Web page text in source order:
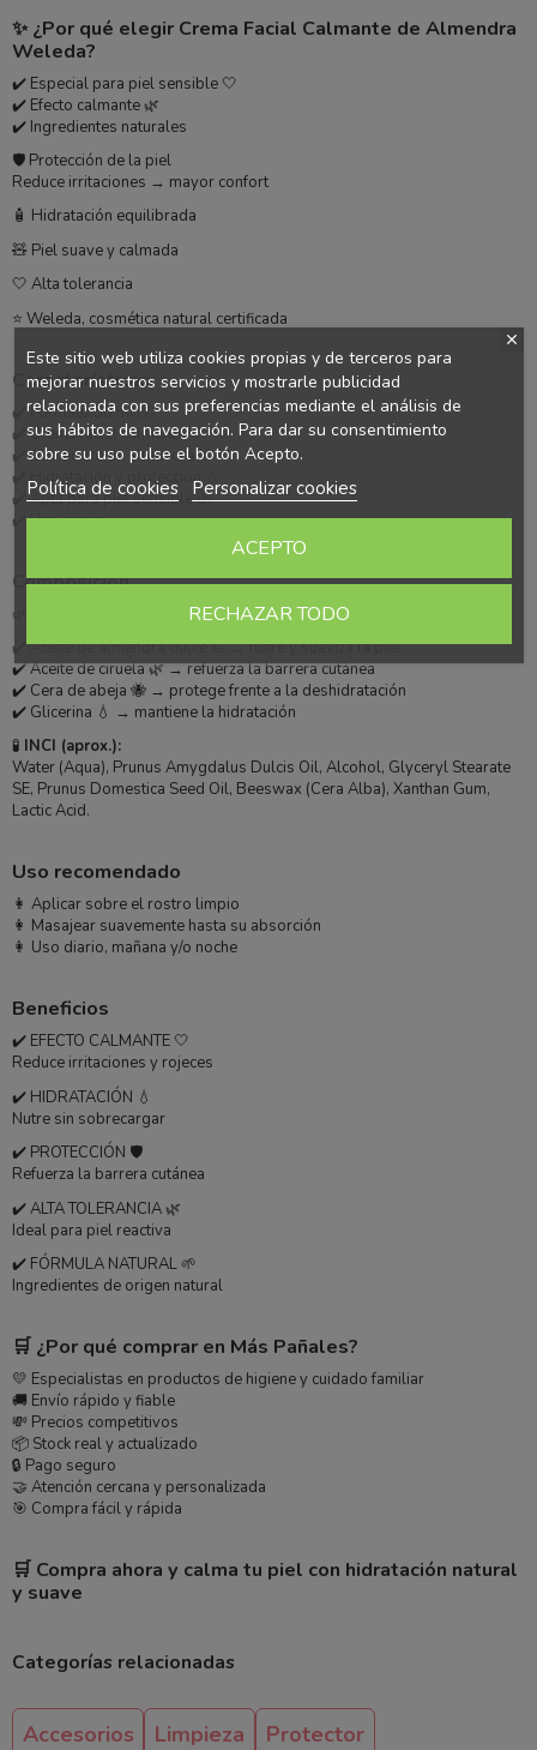
✨ ¿Por qué elegir Crema Facial Calmante de Almendra
Weleda?
✔️ Especial para piel sensible 🤍
✔️ Efecto calmante 🌿
✔️ Ingredientes naturales
🛡️ Protección de la piel
Reduce irritaciones → mayor confort
🧴 Hidratación equilibrada
🧸 Piel suave y calmada
🤍 Alta tolerancia
⭐ Weleda, cosmética natural certificada
Características
✔️ Formato 30 ml 📦
✔️ Crema facial calmante 🤍
✔️ Con aceite de almendra 🌰
✔️ Hidratación y protección 💧
✔️ Apta para piel sensible 🌿
✔️ Uso diario
Composición
🌿
✔️ Aceite de almendra dulce 🌰 → nutre y suaviza la piel
✔️ Aceite de ciruela 🌿 → refuerza la barrera cutánea
✔️ Cera de abeja 🐝 → protege frente a la deshidratación
✔️ Glicerina 💧 → mantiene la hidratación
🧪 INCI (aprox.):
Water (Aqua), Prunus Amygdalus Dulcis Oil, Alcohol, Glyceryl Stearate
SE, Prunus Domestica Seed Oil, Beeswax (Cera Alba), Xanthan Gum,
Lactic Acid.
Uso recomendado
👩 Aplicar sobre el rostro limpio
👩 Masajear suavemente hasta su absorción
👩 Uso diario, mañana y/o noche
Beneficios
✔️ EFECTO CALMANTE 🤍
Reduce irritaciones y rojeces
✔️ HIDRATACIÓN 💧
Nutre sin sobrecargar
✔️ PROTECCIÓN 🛡️
Refuerza la barrera cutánea
✔️ ALTA TOLERANCIA 🌿
Ideal para piel reactiva
✔️ FÓRMULA NATURAL 🌱
Ingredientes de origen natural
🛒 ¿Por qué comprar en Más Pañales?
💛 Especialistas en productos de higiene y cuidado familiar
🚚 Envío rápido y fiable
💸 Precios competitivos
📦 Stock real y actualizado
🔒 Pago seguro
🤝 Atención cercana y personalizada
🎯 Compra fácil y rápida
🛒 Compra ahora y calma tu piel con hidratación natural
y suave
Categorías relacionadas
Accesorios
Limpieza
Protector
Este sitio web utiliza cookies propias y de terceros para
mejorar nuestros servicios y mostrarle publicidad
relacionada con sus preferencias mediante el análisis de
sus hábitos de navegación. Para dar su consentimiento
sobre su uso pulse el botón Acepto.
Política de cookies Personalizar cookies
RECHAZAR TODO
ACEPTO